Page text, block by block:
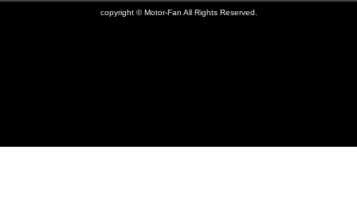
copyright © Motor-Fan All Rights Reserved.